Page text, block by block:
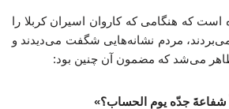
است که هنگامی که کاروان اسیران کربلا را
مردم نشانه‌هایی شگفت می‌دیدند و
ظاهر می‌شد که مضمون آن چنین بود:
شفاعةَ جدّه یوم الحساب؟»